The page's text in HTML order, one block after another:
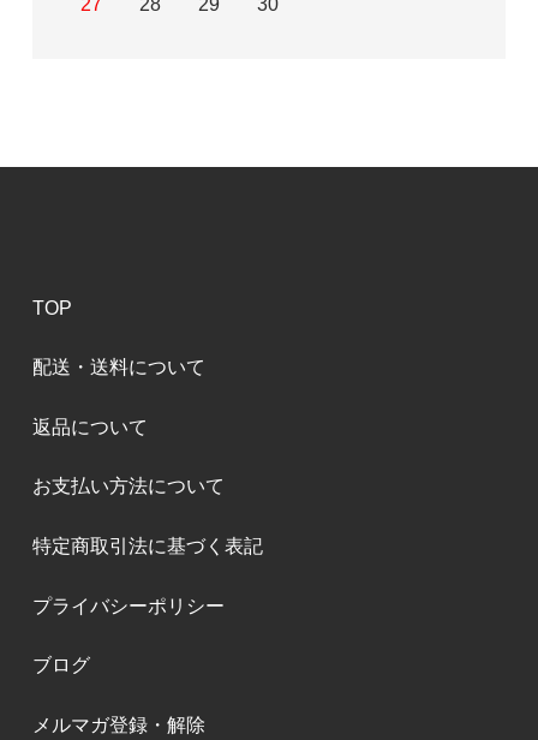
TOP
配送・送料について
返品について
お支払い方法について
特定商取引法に基づく表記
プライバシーポリシー
ブログ
メルマガ登録・解除